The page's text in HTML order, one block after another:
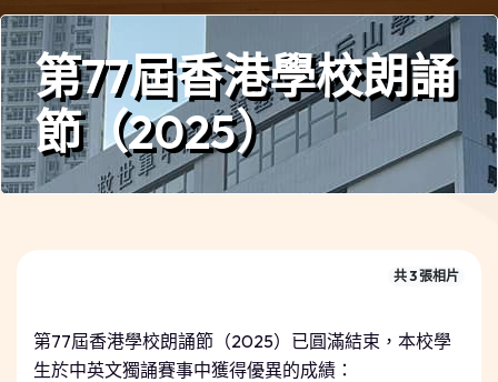
第77屆香港學校朗誦
節（2025）
共 3 張相片
第77屆香港學校朗誦節（2025）已圓滿結束，本校學
生於中英文獨誦賽事中獲得優異的成績：